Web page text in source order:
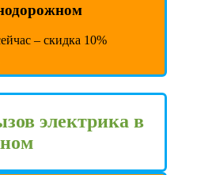
– скидка 10%
электрика в